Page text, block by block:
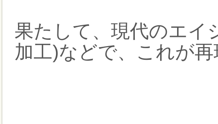
果たして、現代のエイ
加工)などで、これが